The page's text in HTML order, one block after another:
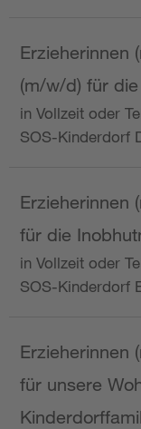
Erzieherinnen
(m/w/d) für
in Vollzeit oder
SOS-Kinderdorf
Erzieherinnen
für die
in Vollzeit oder
SOS-Kinderdorf
Erzieherinnen
für unsere